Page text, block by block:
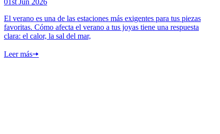
01st Jun 2026
El verano es una de las estaciones más exigentes para tus piezas
favoritas. Cómo afecta el verano a tus joyas tiene una respuesta
clara: el calor, la sal del mar,
Leer más🠦